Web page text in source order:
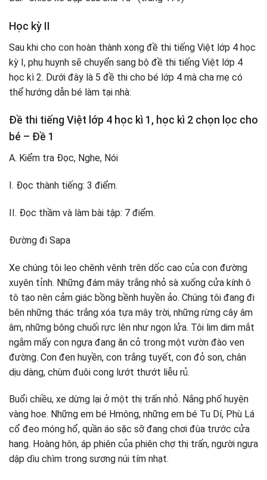
Học kỳ II
Sau khi cho con hoàn thành xong đề thi tiếng Việt lớp 4 học
kỳ I, phụ huynh sẽ chuyển sang bộ đề thi tiếng Việt lớp 4
học kì 2. Dưới đây là 5 đề thi cho bé lớp 4 mà cha mẹ có
thể hướng dẫn bé làm tại nhà:
Đề thi tiếng Việt lớp 4 học kì 1, học kì 2 chọn lọc cho
bé – Đề 1
A. Kiểm tra Đọc, Nghe, Nói
I. Đọc thành tiếng: 3 điểm.
II. Đọc thầm và làm bài tập: 7 điểm.
Đường đi Sapa
Xe chúng tôi leo chênh vênh trên dốc cao của con đường
xuyên tỉnh. Những đám mây trắng nhỏ sà xuống cửa kính ô
tô tạo nên cảm giác bồng bềnh huyền ảo. Chúng tôi đang đi
bên những thác trắng xóa tựa mây trời, những rừng cây âm
âm, những bông chuối rực lên như ngọn lửa. Tôi lim dim mắt
ngắm mấy con ngựa đang ăn cỏ trong một vườn đào ven
đường. Con đen huyền, con trắng tuyết, con đỏ son, chân
dịu dàng, chùm đuôi cong lướt thướt liễu rủ.
Buổi chiều, xe dừng lại ở một thị trấn nhỏ. Nắng phố huyện
vàng hoe. Những em bé Hmông, những em bé Tu Dí, Phù Lá
cổ đeo móng hổ, quần áo sặc sỡ đang chơi đùa trước cửa
hang. Hoàng hôn, áp phiên của phiên chợ thị trấn, người ngựa
dập dìu chìm trong sương núi tím nhạt.